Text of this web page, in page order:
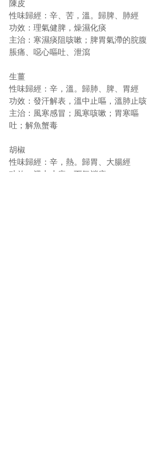
陳皮
性味歸經：辛、苦，溫。歸脾、肺經
功效：理氣健脾，燥濕化痰
主治：寒濕痰阻咳嗽；脾胃氣滯的脘腹
脹痛、噁心嘔吐、泄瀉
生薑
性味歸經：辛，溫。歸肺、脾、胃經
功效：發汗解表，溫中止嘔，溫肺止咳
主治：風寒感冒；風寒咳嗽；胃寒嘔
吐；解魚蟹毒
胡椒
性味歸經：辛，熱。歸胃、大腸經
功效：溫中止痛，下氣消痰